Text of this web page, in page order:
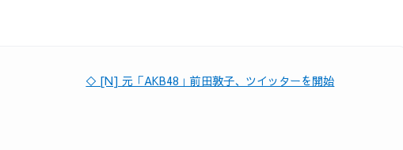
◇ [N] 元「AKB48」前田敦子、ツイッターを開始